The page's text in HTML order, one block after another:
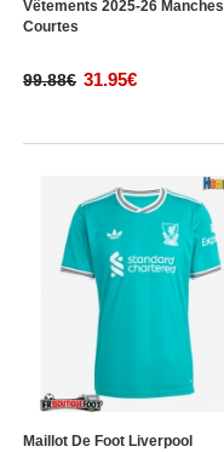
Vêtements 2025-26 Manches
Courtes
99.88€ 31.95€
Maillot De Foot Liverpool